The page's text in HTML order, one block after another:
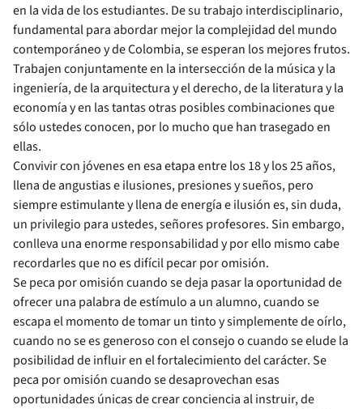
en la vida de los estudiantes. De su trabajo interdisciplinario,
fundamental para abordar mejor la complejidad del mundo
contemporáneo y de Colombia, se esperan los mejores frutos.
Trabajen conjuntamente en la intersección de la música y la
ingeniería, de la arquitectura y el derecho, de la literatura y la
economía y en las tantas otras posibles combinaciones que
sólo ustedes conocen, por lo mucho que han trasegado en
ellas.
Convivir con jóvenes en esa etapa entre los 18 y los 25 años,
llena de angustias e ilusiones, presiones y sueños, pero
siempre estimulante y llena de energía e ilusión es, sin duda,
un privilegio para ustedes, señores profesores. Sin embargo,
conlleva una enorme responsabilidad y por ello mismo cabe
recordarles que no es difícil pecar por omisión.
Se peca por omisión cuando se deja pasar la oportunidad de
ofrecer una palabra de estímulo a un alumno, cuando se
escapa el momento de tomar un tinto y simplemente de oírlo,
cuando no se es generoso con el consejo o cuando se elude la
posibilidad de influir en el fortalecimiento del carácter. Se
peca por omisión cuando se desaprovechan esas
oportunidades únicas de crear conciencia al instruir, de